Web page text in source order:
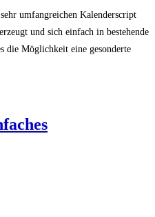
umfangreichen Kalenderscript
und sich einfach in bestehende
die Möglichkeit eine gesonderte